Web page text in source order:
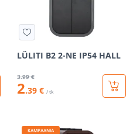
LÜLITI B2 2-NE IP54 HALL
3.99 €
2.39 € / tk
KAMPAANIA